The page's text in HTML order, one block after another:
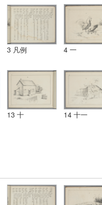
3 凡例 4 一
13 十 14 十一